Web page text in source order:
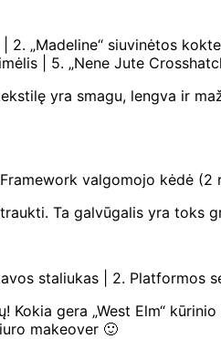
| 2. „Madeline“ siuvinėtos
| 5. „Nene Jute
yra smagu, lengva ir
valgomojo kėdė (2
Ta galvūgalis yra toks
staliukas | 2. Platformos
Kokia gera „West Elm“
makeover 🙂